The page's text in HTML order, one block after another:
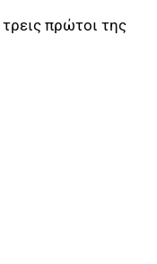
πρώτοι της